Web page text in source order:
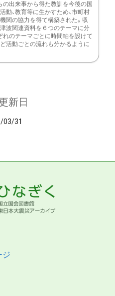
の出来事から得た教訓を今後の国
動、教育等に生かすため、市町村
関の協力を得て構築された。収
波関連資料を６つのテーマに分
れのテーマごとに時間軸を設けて
活動ごとの流れも分かるように
新日
03/31
ジ